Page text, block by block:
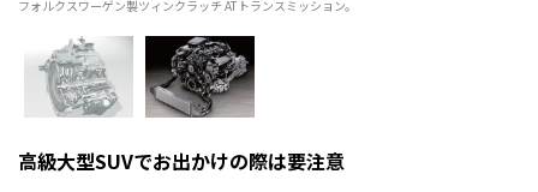
フォルクスワーゲン製ツィンクラッチ ATトランスミッション。
高級大型SUVでお出かけの際は要注意